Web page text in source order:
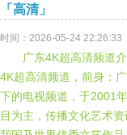
「高清」
时间：2026-05-24 22:26:33
广东4K超高清频道
4K超高清频道，前身：
下的电视频道，于2001
目为主，传播文化艺术